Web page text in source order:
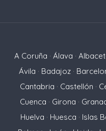
A Coruña · Álava ·
Ávila · Badajoz ·
Cantabria · Castellón ·
Cuenca · Girona ·
Huelva · Huesca · Islas